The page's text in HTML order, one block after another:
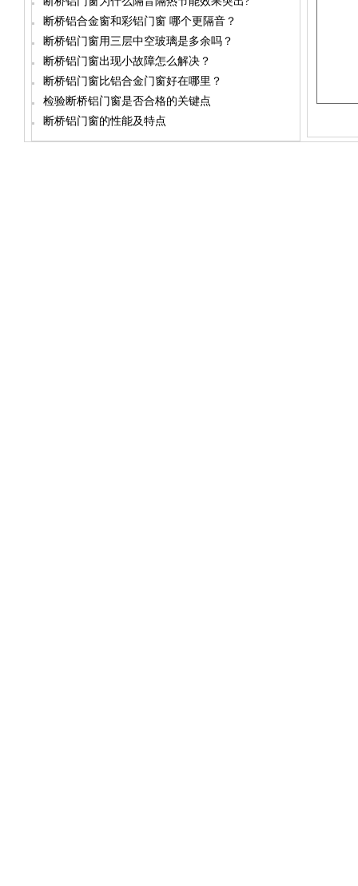
断桥铝合金窗和彩铝门窗 哪个更隔音？
断桥铝门窗用三层中空玻璃是多余吗？
断桥铝门窗出现小故障怎么解决？
断桥铝门窗比铝合金门窗好在哪里？
检验断桥铝门窗是否合格的关键点
断桥铝门窗的性能及特点